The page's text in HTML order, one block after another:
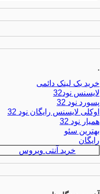
.
خرید بک لینک دائمی
لایسنس نود32
پسورد نود 32
اوکلی لایسنس رایگان نود 32
همیار نود 32
بهترین سئو
رایگان
خرید آنتی ویروس